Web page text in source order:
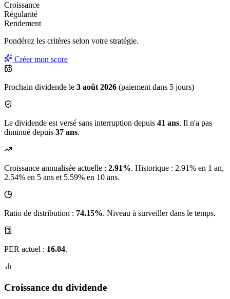
Croissance
Régularité
Rendement
Pondérez les critères selon votre stratégie.
Créer mon score
Prochain dividende le 3 août 2026 (paiement dans 5 jours)
Le dividende est versé sans interruption depuis 41 ans. Il n'a pas
diminué depuis 37 ans.
Croissance annualisée actuelle : 2.91%. Historique : 2.91% en 1 an,
2.54% en 5 ans et 5.59% en 10 ans.
Ratio de distribution : 74.15%. Niveau à surveiller dans le temps.
PER actuel : 16.04.
Croissance du dividende